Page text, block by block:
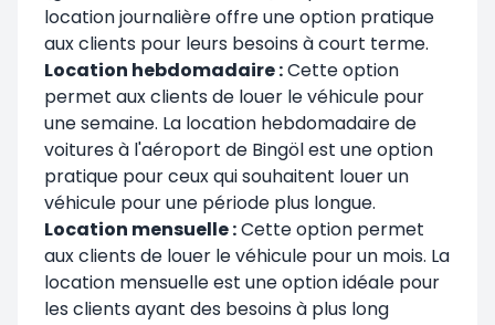
location journalière offre une option pratique
aux clients pour leurs besoins à court terme.
Location hebdomadaire :Cette option
permet aux clients de louer le véhicule pour
une semaine. La location hebdomadaire de
voitures à l'aéroport de Bingöl est une option
pratique pour ceux qui souhaitent louer un
véhicule pour une période plus longue.
Location mensuelle :Cette option permet
aux clients de louer le véhicule pour un mois. La
location mensuelle est une option idéale pour
les clients ayant des besoins à plus long